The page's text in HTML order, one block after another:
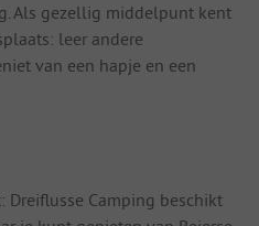
Als gezellig middelpunt kent
leer andere
van een hapje en een
Camping beschikt